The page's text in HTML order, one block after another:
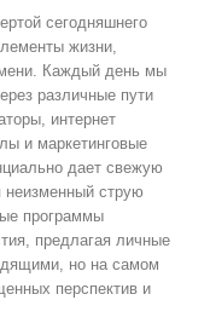
сегодняшнего
жизни,
Каждый день мы
различные пути
интернет
и маркетинговые
дает свежую
неизменный струю
программы
предлагая личные
но на самом
перспектив и